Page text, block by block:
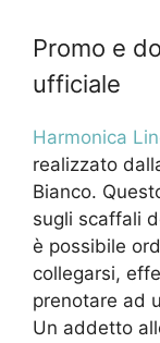
Promo e
ufficiale
Harmonica
realizzato
Bianco.
sugli scaffali
è possibile
collegarsi,
prenotare ad
Un addetto